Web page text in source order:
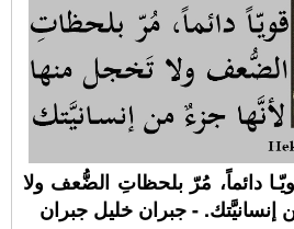
دائماً، مُرّ بلحظاتِ الضُّعف ولا
إنسانيَّتك. - جبران خليل جبران